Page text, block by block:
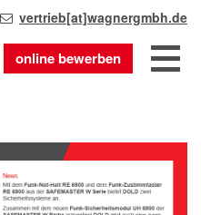
vertrieb[at]wagnergmbh.de
online bewerben